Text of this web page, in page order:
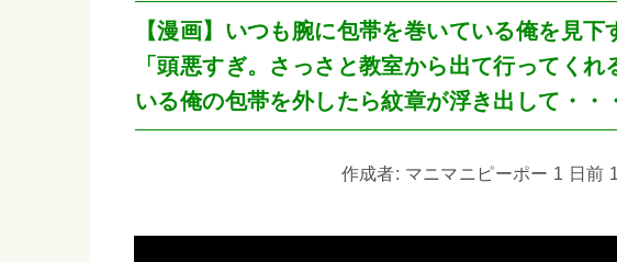
【漫画】いつも腕に包帯を巻いている俺を見下
「頭悪すぎ。さっさと教室から出て行ってく
いる俺の包帯を外したら紋章が浮き出して・・
作成者: マニマニピーポー 1 日前